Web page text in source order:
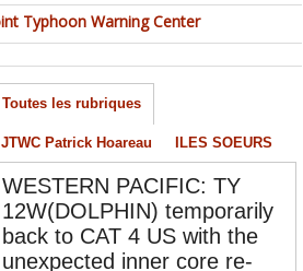
PACIFIC: TY 12W(DOLPHIN) CAT 2
4th ERC failed to complete, tracking close
IWO TO island within 12 hours/Invest
03@2230 UTC
04/2026 -PATRICK HOAREAU
PACIFIC: TY 12W(DOLPHIN) CAT 3
4th ERC /Invest 94W/EASTERN PACIFIC:
07E(GENEVIEVE) //02@1830 UTC
02/2026 PATRICK HOAREAU
PACIFIC: TY 12W(DOLPHIN) 3rd
Typhoon Warning Center
Toutes les rubriques
JTWC Patrick Hoareau ILES SOEURS
WESTERN PACIFIC: TY
12W(DOLPHIN) temporarily
back to CAT 4 US with the
unexpected inner core re-